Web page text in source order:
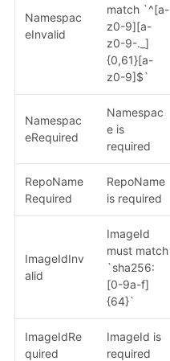
Namespac
eInvalid
match `^[a-
z0-9][a-
z0-9-._]
{0,61}[a-
z0-9]$`
Namespac
eRequired
Namespac
e is
required
RepoName
Required
RepoName
is required
ImageIdInv
alid
ImageId
must match
`sha256:
[0-9a-f]
{64}`
ImageIdRe
quired
ImageId is
required